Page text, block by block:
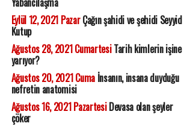
Eylül 12, 2021 PazarÇağın şahidi ve şehidi Seyyid
Kutup
Ağustos 28, 2021 CumartesiTarih kimlerin işine
yarıyor?
Ağustos 20, 2021 Cumaİnsanın, insana duyduğu
nefretin anatomisi
Ağustos 16, 2021 PazartesiDevasa olan şeyler
çöker